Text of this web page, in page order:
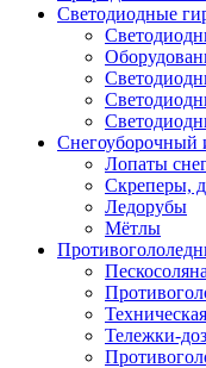
Светодиодные
Снегоуборочный
Лопаты
Скреперы,
Ледорубы
Мётлы
Тележки-